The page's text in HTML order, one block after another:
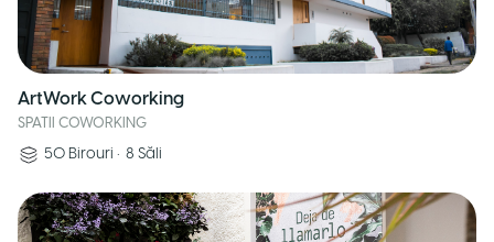
ArtWork Coworking
SPATII COWORKING
50 Birouri • 8 Săli